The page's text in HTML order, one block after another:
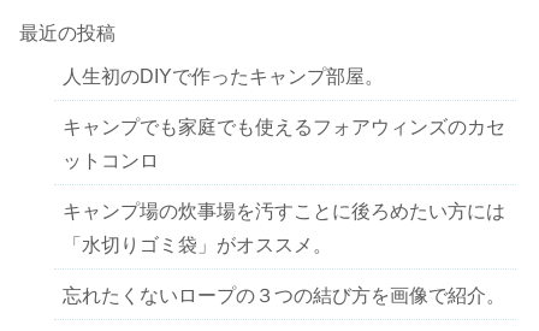
最近の投稿
人生初のDIYで作ったキャンプ部屋。
キャンプでも家庭でも使えるフォアウィンズのカセ
ットコンロ
キャンプ場の炊事場を汚すことに後ろめたい方には
「水切りゴミ袋」がオススメ。
忘れたくないロープの３つの結び方を画像で紹介。